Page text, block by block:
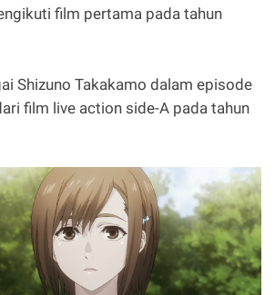
film pertama pada tahun
Shizuno Takakamo dalam episode
film live action side-A pada tahun